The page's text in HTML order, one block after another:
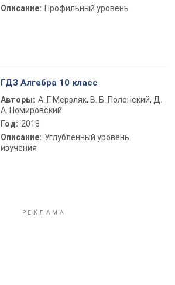
Описание: Профильный уровень
ГДЗ Алгебра 10 класс
Авторы: А. Г. Мерзляк, В. Б. Полонский, Д.
А. Номировский
Год: 2018
Описание: Углубленный уровень
изучения